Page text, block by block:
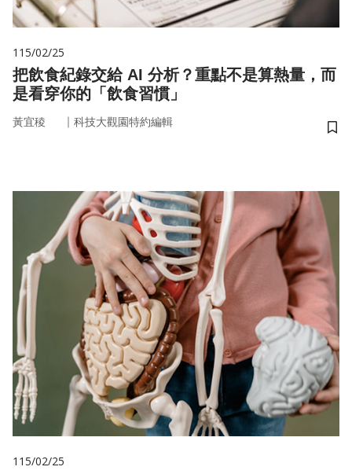
115/02/25
把飲食紀錄交給 AI 分析？重點不是算熱量，而
是看穿你的「飲食習慣」
黃宜稜 ｜ 科技大觀園特約編輯
儲
115/02/25